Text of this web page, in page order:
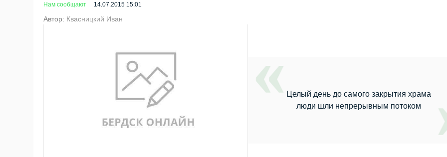
Нам сообщают 14.07.2015 15:01
Автор: Квасницкий Иван
Целый день до самого закрытия храма
люди шли непрерывным потоком